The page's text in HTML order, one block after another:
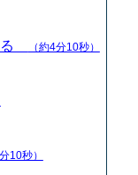
る （約4分10秒）
10秒）